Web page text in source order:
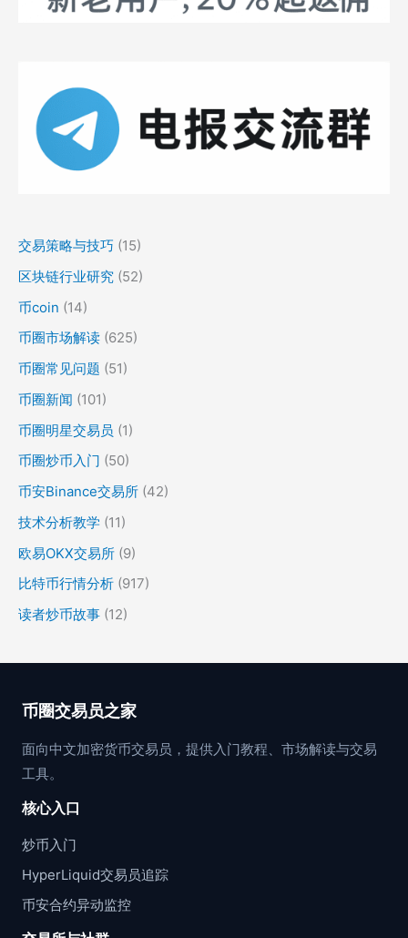
交易策略与技巧 (15)
区块链行业研究 (52)
币coin (14)
币圈市场解读 (625)
币圈常见问题 (51)
币圈新闻 (101)
币圈明星交易员 (1)
币圈炒币入门 (50)
币安Binance交易所 (42)
技术分析教学 (11)
欧易OKX交易所 (9)
比特币行情分析 (917)
读者炒币故事 (12)
币圈交易员之家
面向中文加密货币交易员，提供入门教程、市场解读与交易
工具。
核心入口
炒币入门
HyperLiquid交易员追踪
币安合约异动监控